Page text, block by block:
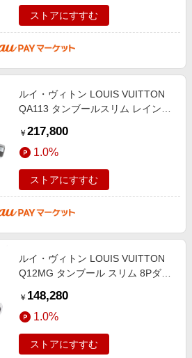
ストアにすすむ
ルイ・ヴィトン LOUIS VUITTON
QA113 タンブールスリム レインボ
￥ 217,800
1.0%
ストアにすすむ
ルイ・ヴィトン LOUIS VUITTON
Q12MG タンブール スリム 8Pダイ
保証書付き_961103
￥ 148,280
1.0%
ストアにすすむ